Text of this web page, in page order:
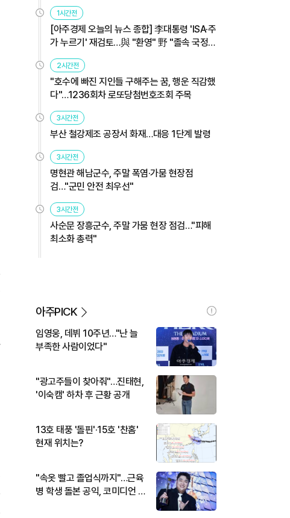
1시간전
[아주경제 오늘의 뉴스 종합] 李대통령 'ISA·주
가 누르기' 재검토…與 "환영" 野 "졸속 국정"
外
2시간전
"호수에 빠진 지인들 구해주는 꿈, 행운 직감했
다"…1236회차 로또당첨번호조회 주목
3시간전
부산 철강제조 공장서 화재…대응 1단계 발령
3시간전
명현관 해남군수, 주말 폭염·가뭄 현장점
검…"군민 안전 최우선"
3시간전
사순문 장흥군수, 주말 가뭄 현장 점검…"피해
최소화 총력"
아주PICK
임영웅, 데뷔 10주년…"난 늘
부족한 사람이었다"
"광고주들이 찾아줘"…진태현,
'이숙캠' 하차 후 근황 공개
13호 태풍 '돌핀'·15호 '찬홈'
현재 위치는?
"속옷 빨고 졸업식까지"…근육
병 학생 돌본 공익, 코미디언 김